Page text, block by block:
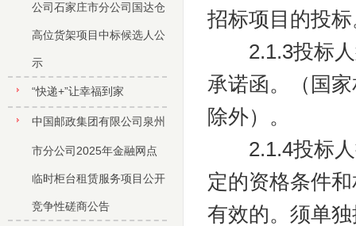
公司石家庄市分公司国达仓
高位货架项目中标候选人公
示
“快递+”让幸福到家
中国邮政集团有限公司泉州
市分公司2025年金融网点
临时柜台租赁服务项目公开
竞争性磋商公告
招标项目的投
2.1.3投标人
承诺函。（国
除外）。
2.1.4投标人
定的资格条件
有效的。须单